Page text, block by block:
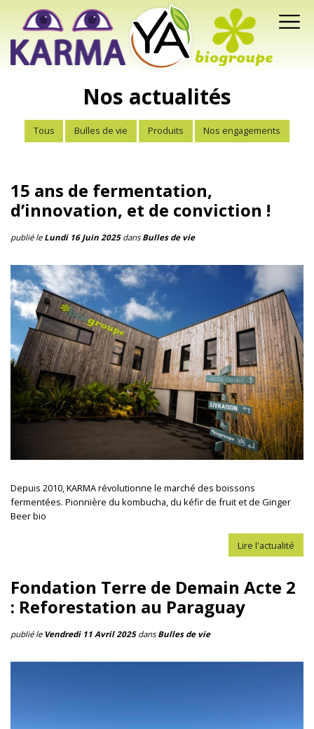
Nos actualités
Tous Bulles de vie Produits Nos engagements
15 ans de fermentation,
d’innovation, et de conviction !
publié le Lundi 16 Juin 2025 dans Bulles de vie
Depuis 2010, KARMA révolutionne le marché des boissons
fermentées. Pionnière du kombucha, du kéfir de fruit et de Ginger
Beer bio
Lire l'actualité
Fondation Terre de Demain Acte 2
: Reforestation au Paraguay
publié le Vendredi 11 Avril 2025 dans Bulles de vie